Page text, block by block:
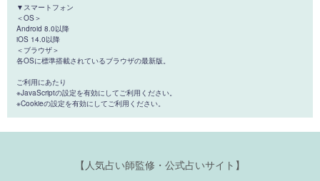
▼スマートフォン
＜OS＞
Android 8.0以降
iOS 14.0以降
＜ブラウザ＞
各OSに標準搭載されているブラウザの最新版。
ご利用にあたり
※JavaScriptの設定を有効にしてご利用ください。
※Cookieの設定を有効にしてご利用ください。
【人気占い師監修・公式占いサイト】